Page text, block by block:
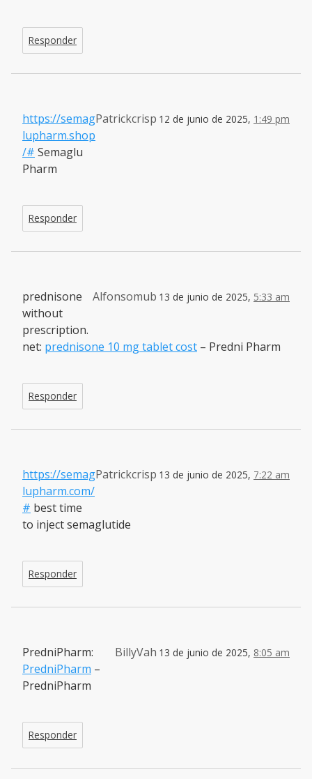
Responder
Patrickcrisp 12 de junio de 2025, 1:49 pm
https://semag
lupharm.shop
/# Semaglu
Pharm
Responder
Alfonsomub 13 de junio de 2025, 5:33 am
prednisone
without
prescription.
net: prednisone 10 mg tablet cost – Predni Pharm
Responder
Patrickcrisp 13 de junio de 2025, 7:22 am
https://semag
lupharm.com/
# best time
to inject semaglutide
Responder
BillyVah 13 de junio de 2025, 8:05 am
PredniPharm:
PredniPharm –
PredniPharm
Responder